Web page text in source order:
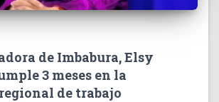
de Imbabura, Elsy
3 meses en la
de trabajo